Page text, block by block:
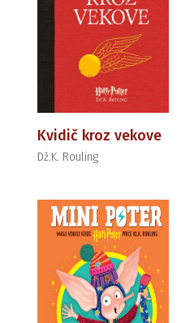
Kvidič kroz vekove
Dž.K. Rouling